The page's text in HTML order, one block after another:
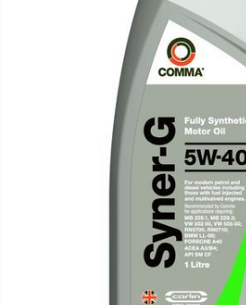
Lichide Suspensie Motociclete
Lichide Întreținere Autoturisme
Lichide Întreținere Camioane
Lichide Întreținere Motociclete
Lichide Întreținere Utilaje